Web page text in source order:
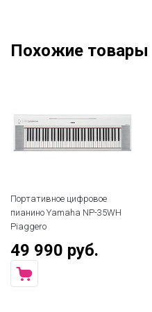
Похожие товары
Портативное цифровое
пианино Yamaha NP-35WH
Piaggero
49 990 руб.